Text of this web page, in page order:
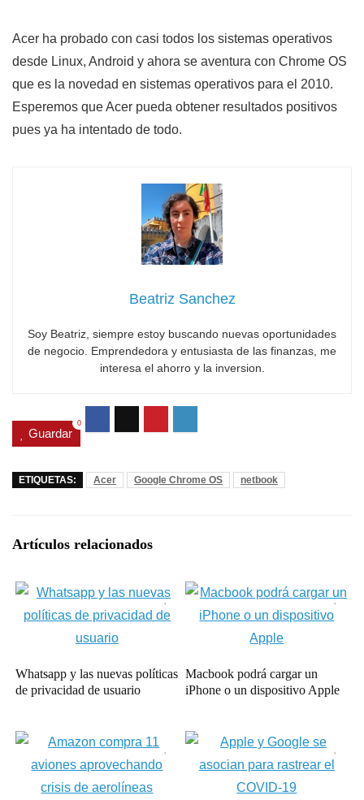
Acer ha probado con casi todos los sistemas operativos
desde Linux, Android y ahora se aventura con Chrome OS
que es la novedad en sistemas operativos para el 2010.
Esperemos que Acer pueda obtener resultados positivos
pues ya ha intentado de todo.
Beatriz Sanchez
Soy Beatriz, siempre estoy buscando nuevas oportunidades
de negocio. Emprendedora y entusiasta de las finanzas, me
interesa el ahorro y la inversion.
Guardar
0
ETIQUETAS: Acer Google Chrome OS netbook
Artículos relacionados
Whatsapp y las nuevas políticas
de privacidad de usuario
Macbook podrá cargar un
iPhone o un dispositivo Apple